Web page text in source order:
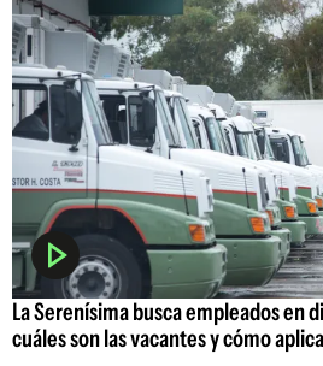
La Serenísima busca empleados en
cuáles son las vacantes y cómo